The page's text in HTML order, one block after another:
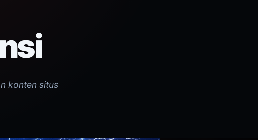
konten situs